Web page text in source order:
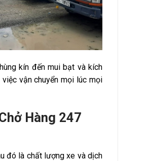
kín đến mui bạt và kích
vận chuyển mọi lúc mọi
Hàng 247
đó là chất lượng xe và dịch